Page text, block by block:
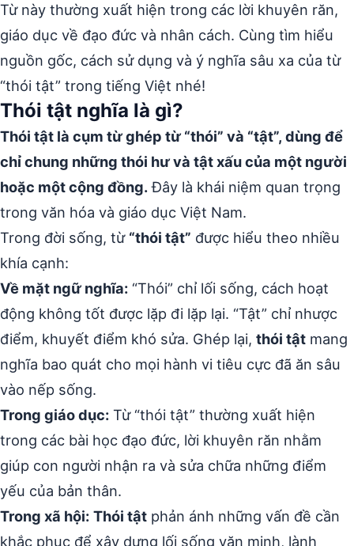
Từ này thường xuất hiện trong các lời khuyên răn,
giáo dục về đạo đức và nhân cách. Cùng tìm hiểu
nguồn gốc, cách sử dụng và ý nghĩa sâu xa của từ
“thói tật” trong tiếng Việt nhé!
Thói tật nghĩa là gì?
Thói tật là cụm từ ghép từ “thói” và “tật”, dùng để
chỉ chung những thói hư và tật xấu của một người
hoặc một cộng đồng.Đây là khái niệm quan trọng
trong văn hóa và giáo dục Việt Nam.
Trong đời sống, từ “thói tật” được hiểu theo nhiều
khía cạnh:
Về mặt ngữ nghĩa: “Thói” chỉ lối sống, cách hoạt
động không tốt được lặp đi lặp lại. “Tật” chỉ nhược
điểm, khuyết điểm khó sửa. Ghép lại, thói tật mang
nghĩa bao quát cho mọi hành vi tiêu cực đã ăn sâu
vào nếp sống.
Trong giáo dục: Từ “thói tật” thường xuất hiện
trong các bài học đạo đức, lời khuyên răn nhằm
giúp con người nhận ra và sửa chữa những điểm
yếu của bản thân.
Trong xã hội: Thói tật phản ánh những vấn đề cần
khắc phục để xây dựng lối sống văn minh, lành